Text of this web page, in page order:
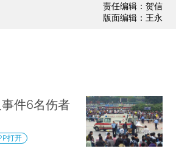
责任编辑：贺信
版面编辑：王永
件6名伤者
打开